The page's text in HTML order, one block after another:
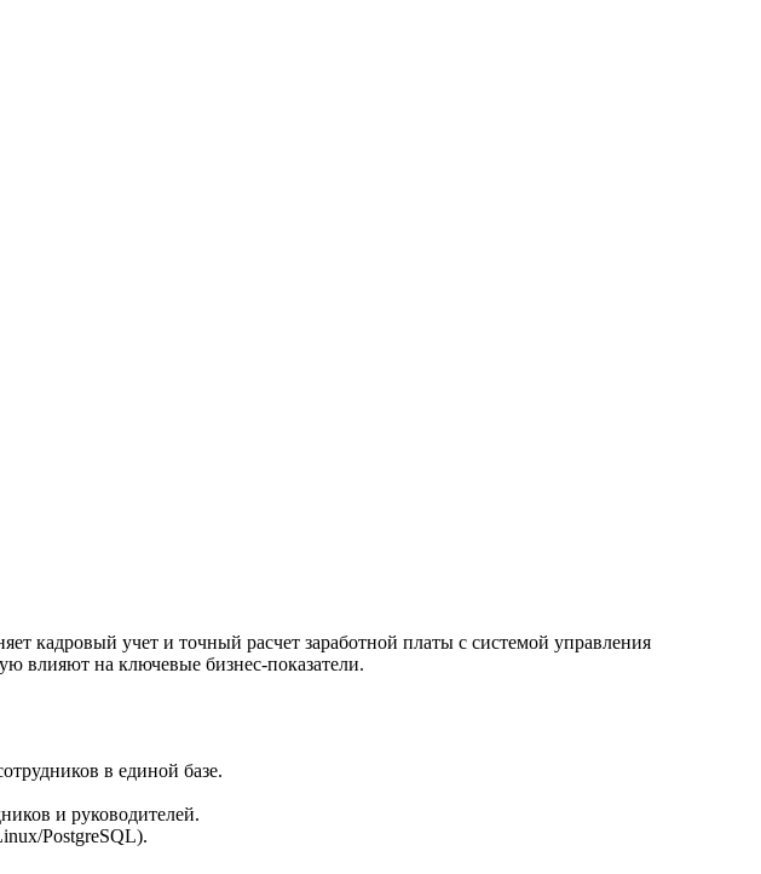
кадровый учет и точный расчет заработной платы с системой управления
влияют на ключевые бизнес-показатели.
в единой базе.
и руководителей.
PostgreSQL).